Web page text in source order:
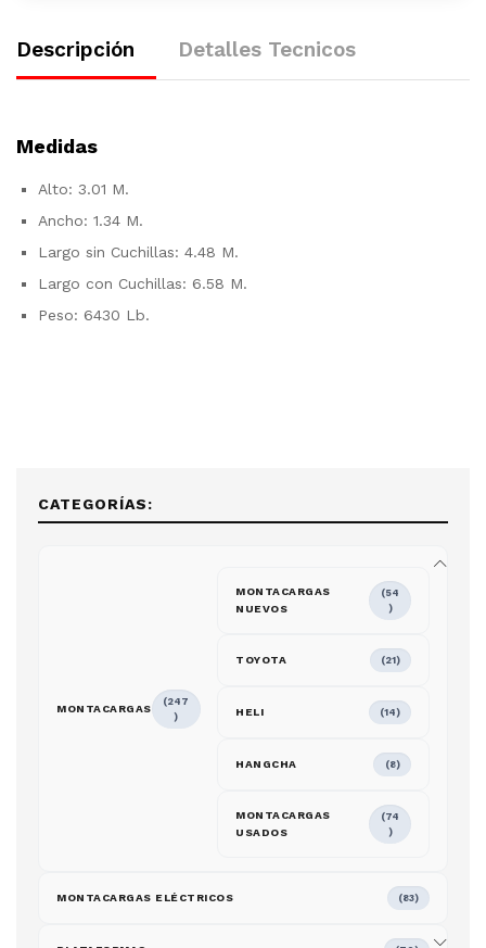
Descripción Detalles Tecnicos
Medidas
Alto: 3.01 M.
Ancho: 1.34 M.
Largo sin Cuchillas: 4.48 M.
Largo con Cuchillas: 6.58 M.
Peso: 6430 Lb.
CATEGORÍAS:
MONTACARGAS
(247
)
MONTACARGAS
NUEVOS
(54
)
TOYOTA (21)
HELI (14)
HANGCHA (8)
MONTACARGAS
USADOS
(74
)
MONTACARGAS ELÉCTRICOS (83)